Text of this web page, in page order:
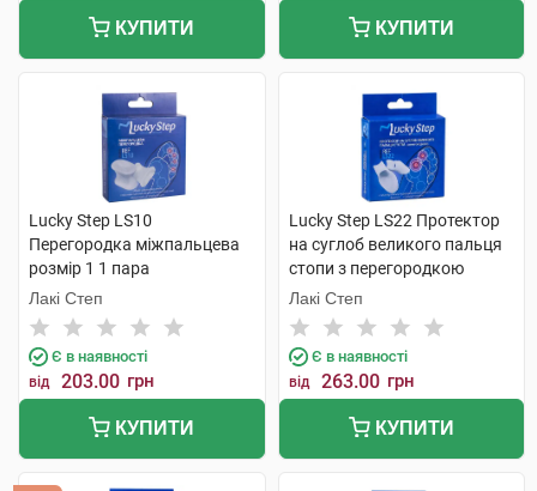
КУПИТИ КУПИТИ
Lucky Step LS10
Перегородка міжпальцева
розмір 1 1 пара
Лакі Степ
Є в наявності
від 203.00 грн
КУПИТИ
Lucky Step LS22 Протектор
на суглоб великого пальця
стопи з перегородкою
розмір 1 1 пара
Лакі Степ
Є в наявності
від 263.00 грн
КУПИТИ